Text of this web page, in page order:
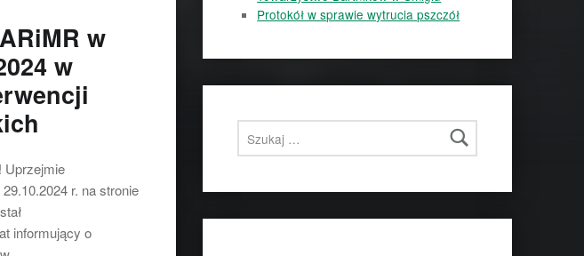
w
w
Uprzejmie
r. na stronie
informujący o
Protokół w sprawie wytrucia pszczół
Szukaj: